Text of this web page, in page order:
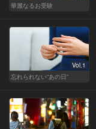
華麗なるお受験
Vol.1
忘れられない“あの日”